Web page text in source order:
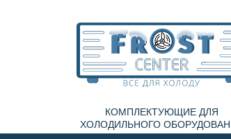
КОМПЛЕКТУЮЩИЕ ДЛЯ
ХОЛОДИЛЬНОГО